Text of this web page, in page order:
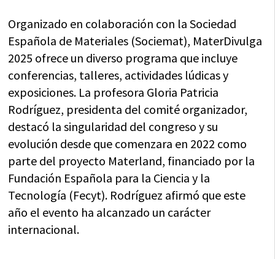
Organizado en colaboración con la Sociedad
Española de Materiales (Sociemat), MaterDivulga
2025 ofrece un diverso programa que incluye
conferencias, talleres, actividades lúdicas y
exposiciones. La profesora Gloria Patricia
Rodríguez, presidenta del comité organizador,
destacó la singularidad del congreso y su
evolución desde que comenzara en 2022 como
parte del proyecto Materland, financiado por la
Fundación Española para la Ciencia y la
Tecnología (Fecyt). Rodríguez afirmó que este
año el evento ha alcanzado un carácter
internacional.